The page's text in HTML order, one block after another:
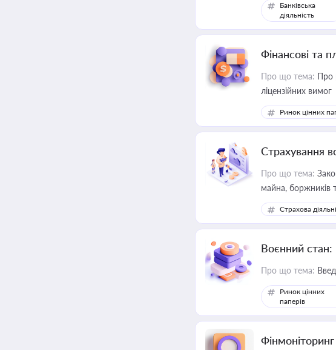
Банківська
діяльність
Фінансові та
Про що тема: Про
ліцензійних вимог
Ринок цінних
Страхування
Про що тема:
майна, боржників
Страхова
Воєнний стан:
Про що тема:
Ринок цінних
паперів
Фінмоніторинг